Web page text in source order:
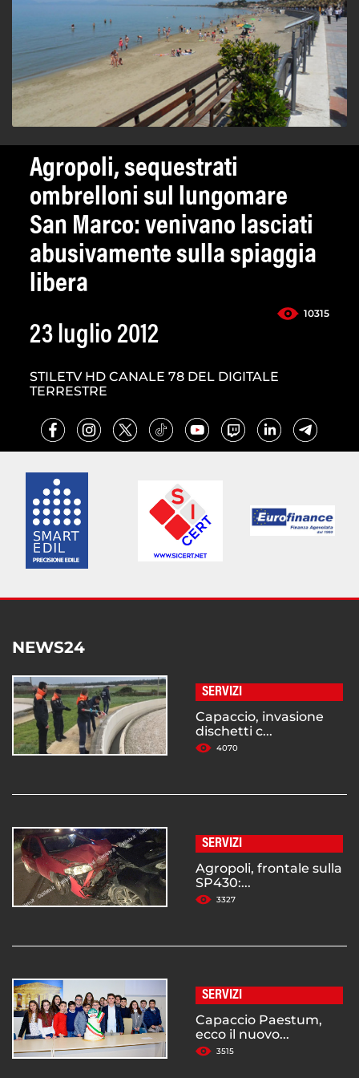
Agropoli, sequestrati
ombrelloni sul lungomare
San Marco: venivano lasciati
abusivamente sulla spiaggia
libera
10315
23 luglio 2012
STILETV HD CANALE 78 DEL DIGITALE
TERRESTRE
NEWS24
SERVIZI
Capaccio, invasione
dischetti c...
4070
SERVIZI
Agropoli, frontale sulla
SP430:...
3327
SERVIZI
Capaccio Paestum,
ecco il nuovo...
3515